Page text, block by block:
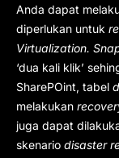
Anda dapat
diperlukan untuk
Virtualization.
‘dua kali klik’
SharePOint, tabel
melakukan
juga dapat
skenario disaster